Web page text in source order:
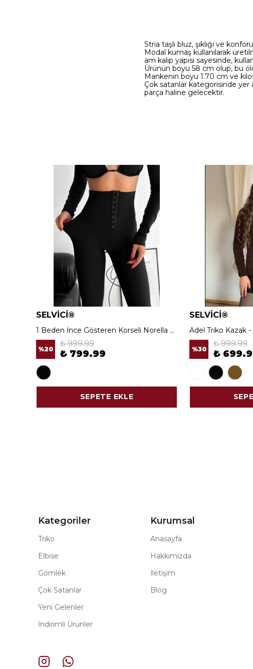
Stria taşlı bluz, şıklığı ve
Modal kumaş kullanılarak
am kalıp yapısı sayesinde,
Ürünün boyu 58 cm olup, bu
Mankenin boyu 1.70 cm ve
Çok satanlar kategorisinde yer
parça haline gelecektir.
SELVİCİ®
1 Beden İnce Gösteren Korseli Norella Tayt
%20
₺ 999.99
₺ 799.99
SEPETE EKLE
SELVİCİ®
Adel Triko Kazak
%30
₺ 999.99
₺
Kategoriler
Triko
Elbise
Gömlek
Çok Satanlar
Yeni Gelenler
İndirimli Ürünler
Kurumsal
Anasayfa
Hakkımızda
İletişim
Blog